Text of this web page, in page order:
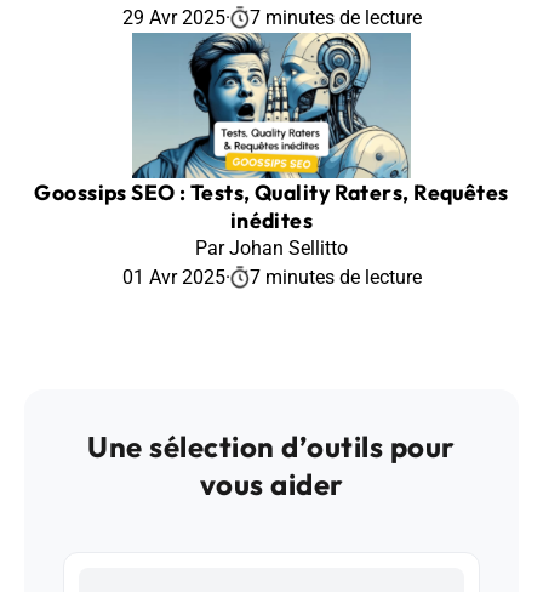
29 Avr 2025· 7 minutes de lecture
Goossips SEO : Tests, Quality Raters, Requêtes
inédites
Par Johan Sellitto
01 Avr 2025· 7 minutes de lecture
Une sélection d’outils pour
vous aider